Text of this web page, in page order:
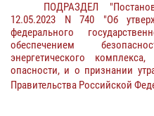
ПОДРАЗДЕЛ
12.05.2023 N 740 "Об
федерального
обеспечением
энергетического
опасности, и о признании
Правительства Российской